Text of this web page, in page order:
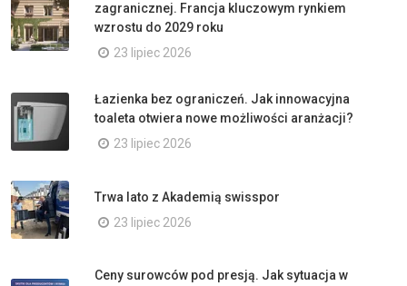
zagranicznej. Francja kluczowym rynkiem
wzrostu do 2029 roku
23 lipiec 2026
Łazienka bez ograniczeń. Jak innowacyjna
toaleta otwiera nowe możliwości aranżacji?
23 lipiec 2026
Trwa lato z Akademią swisspor
23 lipiec 2026
Ceny surowców pod presją. Jak sytuacja w